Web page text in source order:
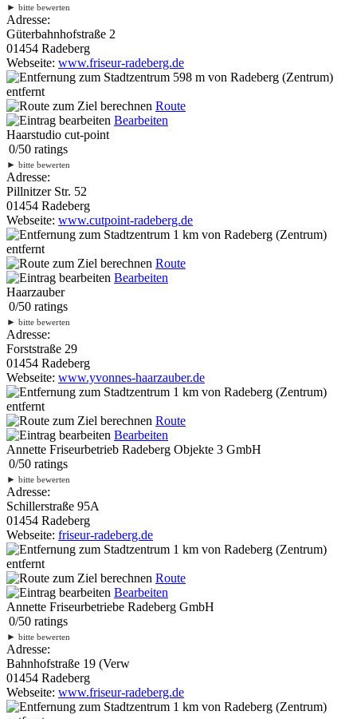
► bitte bewerten
Adresse:
Güterbahnhofstraße 2
01454 Radeberg
Webseite: www.friseur-radeberg.de
598 m von Radeberg (Zentrum)
entfernt
Route
Bearbeiten
Haarstudio cut-point
0/50 ratings
► bitte bewerten
Adresse:
Pillnitzer Str. 52
01454 Radeberg
Webseite: www.cutpoint-radeberg.de
1 km von Radeberg (Zentrum)
entfernt
Route
Bearbeiten
Haarzauber
0/50 ratings
► bitte bewerten
Adresse:
Forststraße 29
01454 Radeberg
Webseite: www.yvonnes-haarzauber.de
1 km von Radeberg (Zentrum)
entfernt
Route
Bearbeiten
Annette Friseurbetrieb Radeberg Objekte 3 GmbH
0/50 ratings
► bitte bewerten
Adresse:
Schillerstraße 95A
01454 Radeberg
Webseite: friseur-radeberg.de
1 km von Radeberg (Zentrum)
entfernt
Route
Bearbeiten
Annette Friseurbetriebe Radeberg GmbH
0/50 ratings
► bitte bewerten
Adresse:
Bahnhofstraße 19 (Verw
01454 Radeberg
Webseite: www.friseur-radeberg.de
1 km von Radeberg (Zentrum)